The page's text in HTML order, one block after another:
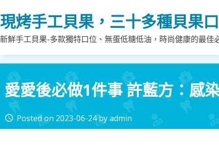
to
content
現烤手工貝果，三十多種貝果
新鮮手工貝果-多款獨特口位、無蛋低糖低油，時尚健康的最
愛愛後必做1件事 許藍方：感
access_time Posted on 2023-06-24byadmin